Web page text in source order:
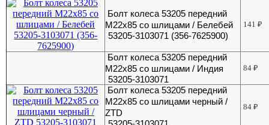
Болт колеса 53205 передний
М22х85 со шлицами / Белебей
53205-3103071 (356-7625900)
141₽
Болт колеса 53205 передний
М22х85 со шлицами / Индия
53205-3103071
84₽
Болт колеса 53205 передний
М22х85 со шлицами черный /
ZTD
84₽